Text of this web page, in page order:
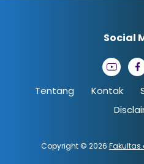
Tentang Kontak
Copyright © 2026
Social